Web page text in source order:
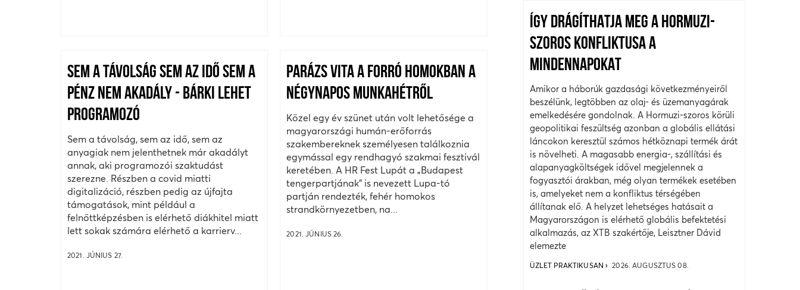
SEM A TÁVOLSÁG SEM AZ IDŐ SEM A
PÉNZ NEM AKADÁLY - BÁRKI LEHET
PROGRAMOZÓ
Sem a távolság, sem az idő, sem az
anyagiak nem jelenthetnek már akadályt
annak, aki programozói szaktudást
szerezne. Részben a covid miatti
digitalizáció, részben pedig az újfajta
támogatások, mint például a
felnőttképzésben is elérhető diákhitel miatt
lett sokak számára elérhető a karrierv...
2021. JÚNIUS 27.
PARÁZS VITA A FORRÓ HOMOKBAN A
NÉGYNAPOS MUNKAHÉTRŐL
Közel egy év szünet után volt lehetősége a
magyarországi humán-erőforrás
szakembereknek személyesen találkoznia
egymással egy rendhagyó szakmai fesztivál
keretében. A HR Fest Lupát a „Budapest
tengerpartjának” is nevezett Lupa-tó
partján rendezték, fehér homokos
strandkörnyezetben, na...
2021. JÚNIUS 26.
ÍGY DRÁGÍTHATJA MEG A HORMUZI-
SZOROS KONFLIKTUSA A
MINDENNAPOKAT
Amikor a háborúk gazdasági következményeiről
beszélünk, legtöbben az olaj- és üzemanyagárak
emelkedésére gondolnak. A Hormuzi-szoros körüli
geopolitikai feszültség azonban a globális ellátási
láncokon keresztül számos hétköznapi termék árát
is növelheti. A magasabb energia-, szállítási és
alapanyagköltségek idővel megjelennek a
fogyasztói árakban, még olyan termékek esetében
is, amelyeket nem a konfliktus térségében
állítanak elő. A helyzet lehetséges hatásait a
Magyarországon is elérhető globális befektetési
alkalmazás, az XTB szakértője, Leisztner Dávid
elemezte
ÜZLET PRAKTIKUSAN 2026. AUGUSZTUS 08.